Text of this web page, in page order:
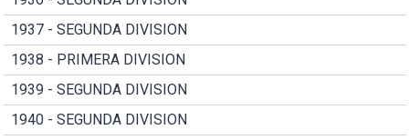
1937 - SEGUNDA DIVISION
1938 - PRIMERA DIVISION
1939 - SEGUNDA DIVISION
1940 - SEGUNDA DIVISION